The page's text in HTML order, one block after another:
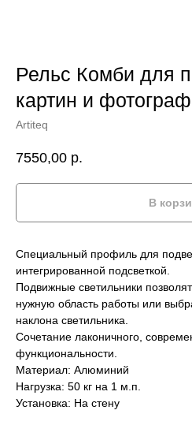
Рельс Комби для
картин и
Artiteq
7550,00 р.
В
Специальный профиль для
интегрированной подсветкой.
Подвижные светильники
нужную область работы или
наклона светильника.
Сочетание лаконичного,
функциональности.
Материал: Алюминий
Нагрузка: 50 кг на 1 м.п.
Установка: На стену